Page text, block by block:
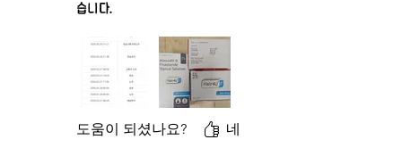
습니다.
도움이 되셨나요? 네